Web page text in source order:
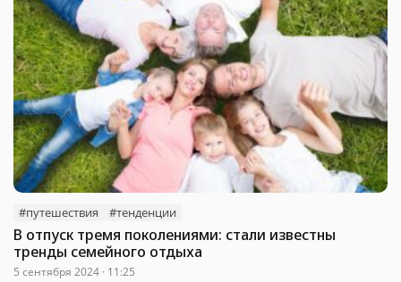
#путешествия #тенденции
В отпуск тремя поколениями: стали известны
тренды семейного отдыха
5 сентября 2024 · 11:25